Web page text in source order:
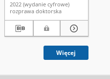
2022 (wydanie cyfrowe)
rozprawa doktorska
Więcej